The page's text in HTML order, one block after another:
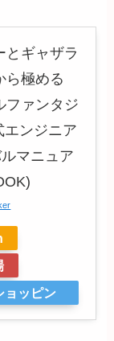
とギャザラ
ら極める
ファンタジ
エンジニア
マニュア
ョッピン